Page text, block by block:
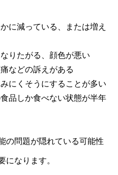
に減っている、または増え
りたがる、顔色が悪い
などの訴えがある
にくそうにすることが多い
品しか食べない状態が半年
の問題が隠れている可能性
になります。